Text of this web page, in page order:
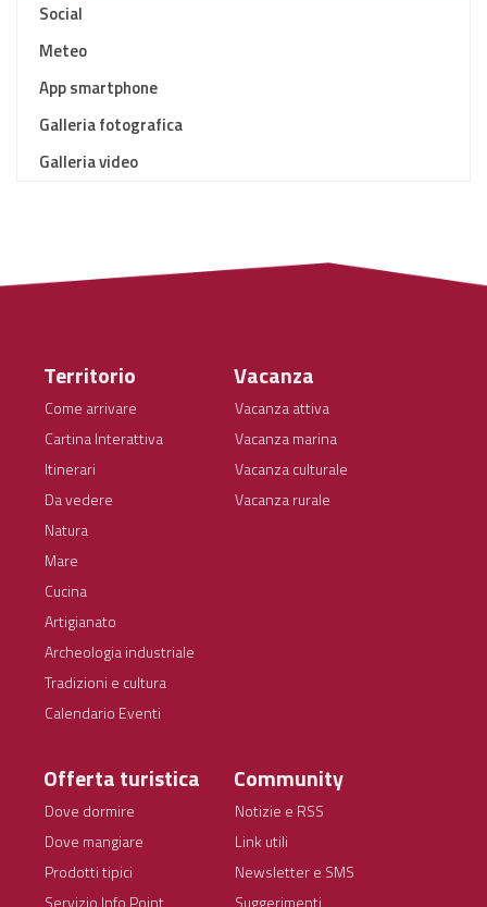
Social
Meteo
App smartphone
Galleria fotografica
Galleria video
Territorio
Come arrivare
Cartina Interattiva
Itinerari
Da vedere
Natura
Mare
Cucina
Artigianato
Archeologia industriale
Tradizioni e cultura
Calendario Eventi
Vacanza
Vacanza attiva
Vacanza marina
Vacanza culturale
Vacanza rurale
Offerta turistica
Dove dormire
Dove mangiare
Prodotti tipici
Community
Notizie e RSS
Link utili
Newsletter e SMS